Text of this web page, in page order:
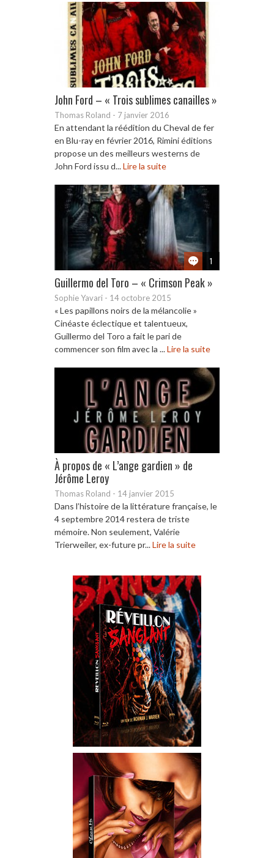
John Ford – « Trois sublimes canailles »
Thomas Roland - 7 janvier 2016
En attendant la réédition du Cheval de fer
en Blu-ray en février 2016, Rimini éditions
propose un des meilleurs westerns de
John Ford issu d...Lire la suite
1
Guillermo del Toro – « Crimson Peak »
Sophie Yavari - 14 octobre 2015
« Les papillons noirs de la mélancolie »
Cinéaste éclectique et talentueux,
Guillermo del Toro a fait le pari de
commencer son film avec la ...Lire la suite
À propos de « L’ange gardien » de
Jérôme Leroy
Thomas Roland - 14 janvier 2015
Dans l’histoire de la littérature française, le
4 septembre 2014 restera de triste
mémoire. Non seulement, Valérie
Trierweiler, ex-future pr...Lire la suite